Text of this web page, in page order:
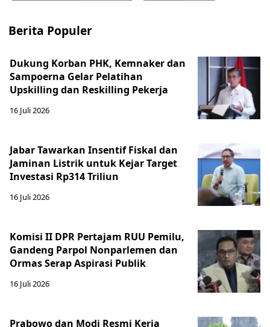
Berita Populer
Dukung Korban PHK, Kemnaker dan
Sampoerna Gelar Pelatihan
Upskilling dan Reskilling Pekerja
16 Juli 2026
Jabar Tawarkan Insentif Fiskal dan
Jaminan Listrik untuk Kejar Target
Investasi Rp314 Triliun
16 Juli 2026
Komisi II DPR Pertajam RUU Pemilu,
Gandeng Parpol Nonparlemen dan
Ormas Serap Aspirasi Publik
16 Juli 2026
Prabowo dan Modi Resmi Kerja